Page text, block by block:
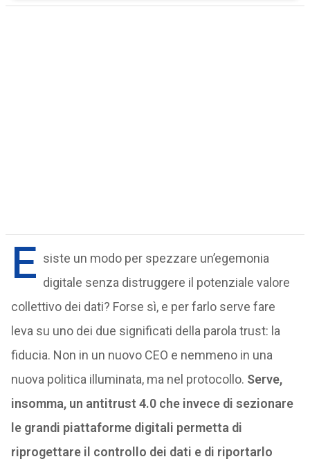
E siste un modo per spezzare un’egemonia
digitale senza distruggere il potenziale valore
collettivo dei dati? Forse sì, e per farlo serve fare
leva su uno dei due significati della parola trust: la
fiducia. Non in un nuovo CEO e nemmeno in una
nuova politica illuminata, ma nel protocollo. Serve,
insomma, un antitrust 4.0 che invece di sezionare
le grandi piattaforme digitali permetta di
riprogettare il controllo dei dati e di riportarlo